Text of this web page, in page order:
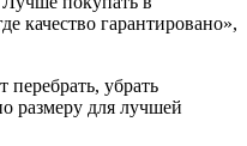
качество гарантировано»,
перебрать, убрать
размеру для лучшей